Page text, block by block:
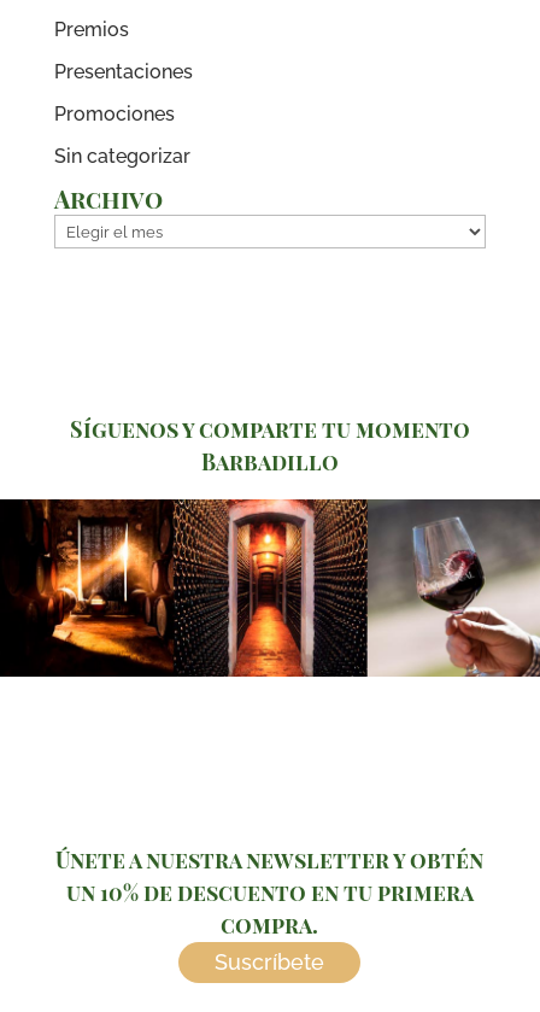
Premios
Presentaciones
Promociones
Sin categorizar
Archivo
Archivo
Síguenos y comparte tu momento
Barbadillo
Únete a nuestra newsletter y obtén
un 10% de descuento en tu primera
compra.
Suscríbete